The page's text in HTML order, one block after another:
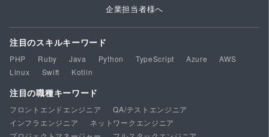
企業担当者様へ
注目のスキルキーワード
PHP Ruby Java Python TypeScript Azure
AWS
Linux
Swift Kotlin
注目の職種キーワード
フロントエンドエンジニア
QA/テストエンジニア
インフラエンジニア
ネットワークエンジニア